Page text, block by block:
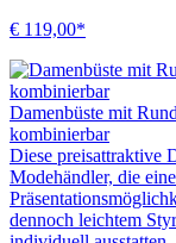
€ 119,00*
Damenbüste mit
kombinierbar
Diese preisattraktive
Modehändler, die
dennoch leichtem